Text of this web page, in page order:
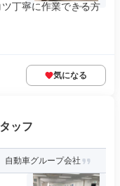
丁寧に作業できる方
気になる
ッフ
自動車グループ会社